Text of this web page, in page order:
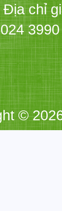
Địa chỉ
©